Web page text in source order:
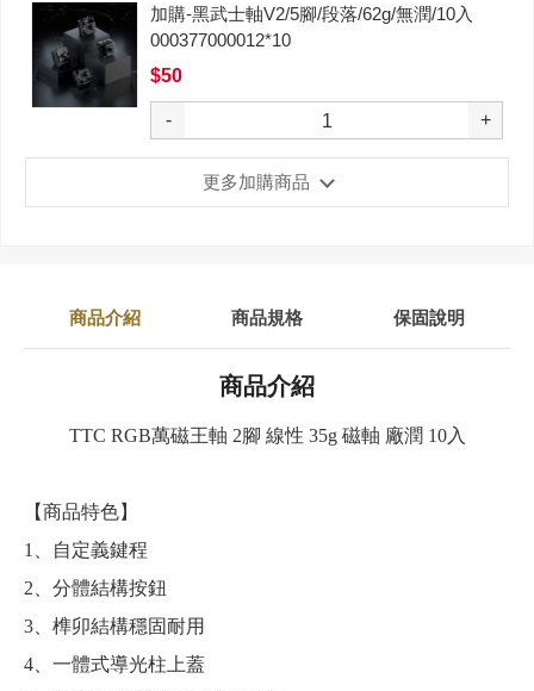
加購-黑武士軸V2/5腳/段落/62g/無潤/10入
000377000012*10
$50
- +
更多加購商品
商品介紹 商品規格 保固說明
商品介紹
TTC RGB萬磁王軸 2腳 線性 35g 磁軸 廠潤 10入
【商品特色】
1、自定義鍵程
2、分體結構按鈕
3、榫卯結構穩固耐用
4、一體式導光柱上蓋